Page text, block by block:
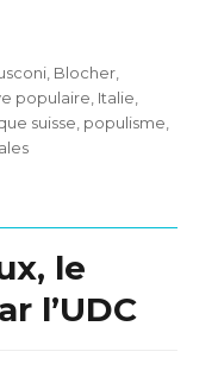
, Blocher,
populaire, Italie,
suisse, populisme,
le
l’UDC